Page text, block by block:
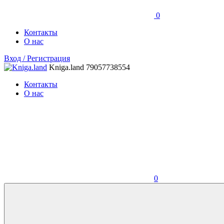
0
Контакты
О нас
Вход / Регистрация
Kniga.land 79057738554
Контакты
О нас
0